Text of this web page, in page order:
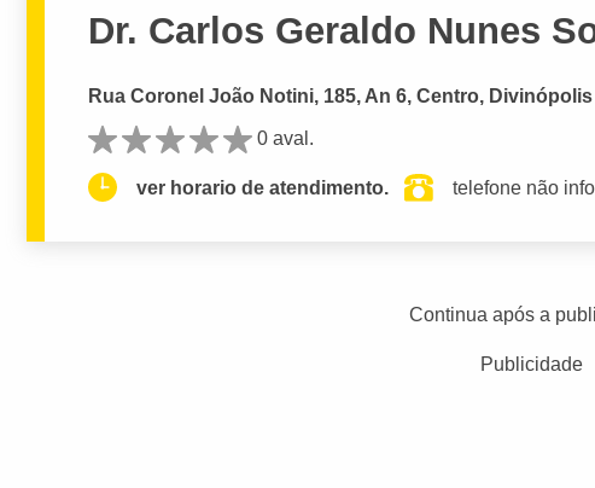
Dr. Carlos Geraldo Nunes
Rua Coronel João Notini, 185, An 6, Centro, Divinópolis
0 aval.
ver horario de atendimento. telefone não
Continua após a
Publicidade